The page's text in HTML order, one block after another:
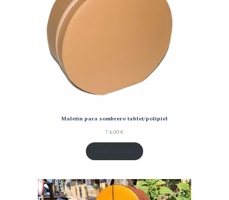
Maletín para sombrero tablet/polipiel
74,00€
Añadir al carrito